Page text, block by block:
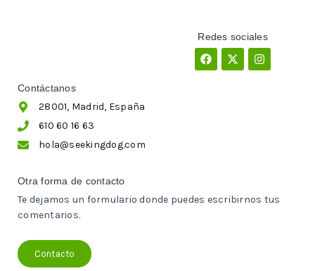
Redes sociales
Facebook
X-
twitter
Instagram
Contáctanos
28001, Madrid, España
610 60 16 63
hola@seekingdog.com
Otra forma de contacto
Te dejamos un formulario donde puedes escribirnos tus
comentarios.
Contacto